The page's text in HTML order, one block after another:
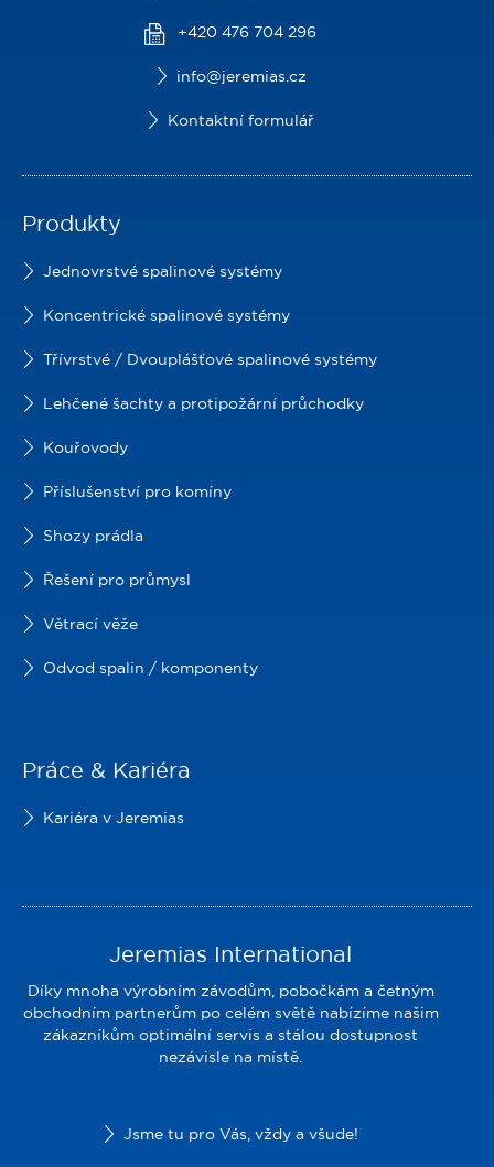
+420 476 704 296
info@jeremias.cz
Kontaktní formulář
Produkty
Jednovrstvé spalinové systémy
Koncentrické spalinové systémy
Třívrstvé / Dvouplášťové spalinové systémy
Lehčené šachty a protipožární průchodky
Kouřovody
Příslušenství pro komíny
Shozy prádla
Řešení pro průmysl
Větrací věže
Odvod spalin / komponenty
Práce & Kariéra
Kariéra v Jeremias
Jeremias International
Díky mnoha výrobním závodům, pobočkám a četným
obchodním partnerům po celém světě nabízíme našim
zákazníkům optimální servis a stálou dostupnost
nezávisle na místě.
Jsme tu pro Vás, vždy a všude!